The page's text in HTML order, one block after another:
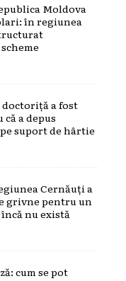
Moldova
în regiunea
a fost
a depus
suport de hârtie
Cernăuți a
grivne pentru un
nu există
cum se pot